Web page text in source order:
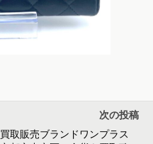
次の投稿
買取販売ブランドワンプラス